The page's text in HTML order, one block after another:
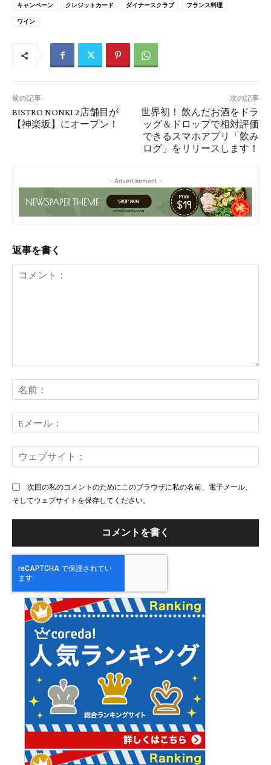
キャンペーン クレジットカード ダイナースクラブ フランス料理
ワイン
前の記事
BISTRO NONKI 2店舗目が
【神楽坂】にオープン！
次の記事
世界初！ 飲んだお酒をドラ
ッグ＆ドロップで相対評価
できるスマホアプリ「飲み
ログ」をリリースします！
- Advertisement -
返事を書く
ン
ト：
前
メ
ー
ェ
次回の私のコメントのためにこのブラウザに私の名前、電子メール、
そしてウェブサイトを保存してください。